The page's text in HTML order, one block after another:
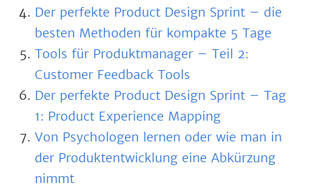
Der perfekte Product Design Sprint – die
besten Methoden für kompakte 5 Tage
Tools für Produktmanager – Teil 2:
Customer Feedback Tools
Der perfekte Product Design Sprint – Tag
1: Product Experience Mapping
Von Psychologen lernen oder wie man in
der Produktentwicklung eine Abkürzung
nimmt